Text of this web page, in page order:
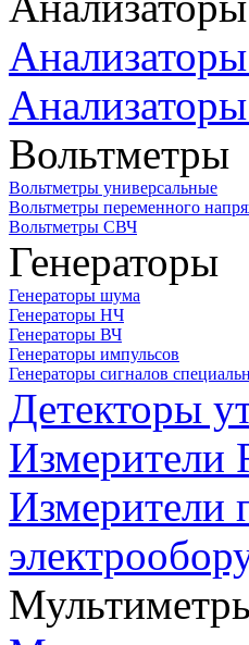
Вольтметры
Вольтметры универсальные
Вольтметры переменного
Вольтметры СВЧ
Генераторы
Генераторы шума
Генераторы НЧ
Генераторы ВЧ
Генераторы импульсов
Генераторы сигналов
Детекторы
Измерители
Измерители